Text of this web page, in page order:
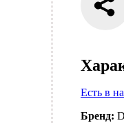
Есть в
Бренд: